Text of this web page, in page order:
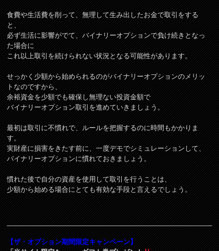
食費や生活費を削って、無理して生み出したお金で取引をする
と、
必ず生活に影響がでて、バイナリーオプションで負け続きとなっ
た場合に
これ以上取引を続けられない状況となる可能性があります。
せっかく少額から始められるのがバイナリーオプションのメリッ
トなのですから、
余裕資金を少額でも確保し無理ない投資金額で
バイナリーオプション取引を進めていきましょう。
最初は取引に不慣れで、ルールを把握するのに時間もかかりま
す。
実財産に損害をきたす前に、一度デモでシミュレーションして、
バイナリーオプションに慣れておきましょう。
慣れた後で自分の資産を使用して取引を行うことは、
少額から始める場合にとても有効な手段と言えるでしょう。
【ザ・オプション期間限定キャンペーン】